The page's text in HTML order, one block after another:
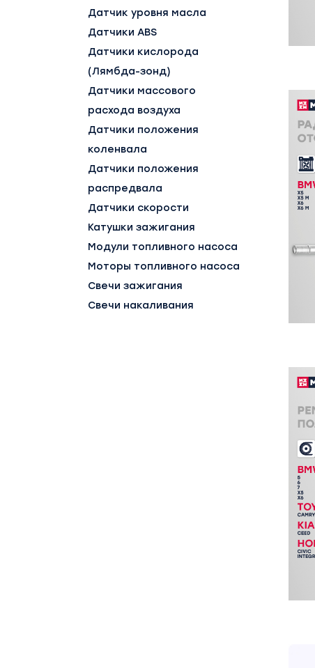
Датчик уровня масла
Датчики ABS
Датчики кислорода
(Лямбда-зонд)
Датчики массового
расхода воздуха
Датчики положения
коленвала
Датчики положения
распредвала
Датчики скорости
Катушки зажигания
Модули топливного насоса
Моторы топливного насоса
Свечи зажигания
Свечи накаливания